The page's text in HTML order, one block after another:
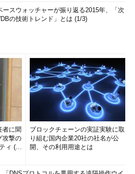
ースウォッチャーが振り返る2015年、「次
の技術トレンド」とは (1/3)
者に聞
攻撃の
ィ (1/
ブロックチェーンの実証実験に取
り組む国内企業20社の社名が公
開、その利用用途とは